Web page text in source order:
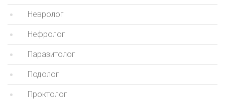
Невролог
Нефролог
Паразитолог
Подолог
Проктолог